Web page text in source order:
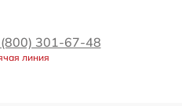
301-67-48
линия